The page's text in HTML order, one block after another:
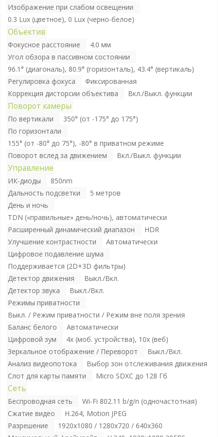
Изображение при слабом освещении
0.3 Lux (цветное), 0 Lux (черно-белое)
Объектив
Фокусное расстояние
4.0 мм
Угол обзора в пассивном состоянии
96.1° (диагональ), 80.9° (горизонталь), 43.4° (вертикаль)
Регулировка фокуса
Фиксированная
Коррекция дисторсии объектива
Вкл./Выкл. функции
Поворот камеры
По вертикали
350° (от -175° до 175°)
По горизонтали
155° (от -80° до 75°), -80° в приватном режиме
Поворот вслед за движением
Вкл./Выкл. функции
Управление
ИК-диоды
850nm
Дальность подсветки
5 метров
День и ночь
TDN («правильные» день/ночь), автоматически
Расширенный динамический диапазон
HDR
Улучшение контрастности
Автоматически
Цифровое подавление шума
Поддерживается (2D+3D фильтры)
Детектор движения
Выкл./Вкл.
Детектор звука
Выкл./Вкл.
Режимы приватности
Выкл. / Режим приватности / Режим вне поля зрения
Баланс белого
Автоматически
Цифровой зум
4х (моб. устройства), 10х (веб)
Зеркальное отображение / Переворот
Выкл./Вкл.
Анализ видеопотока
Выбор зон отслеживания движения
Слот для карты памяти
Micro SDXC до 128 Гб
Сеть
Беспроводная сеть
Wi-Fi 802.11 b/g/n (одночастотная)
Сжатие видео
H.264, Motion JPEG
Разрешение
1920x1080 / 1280x720 / 640x360